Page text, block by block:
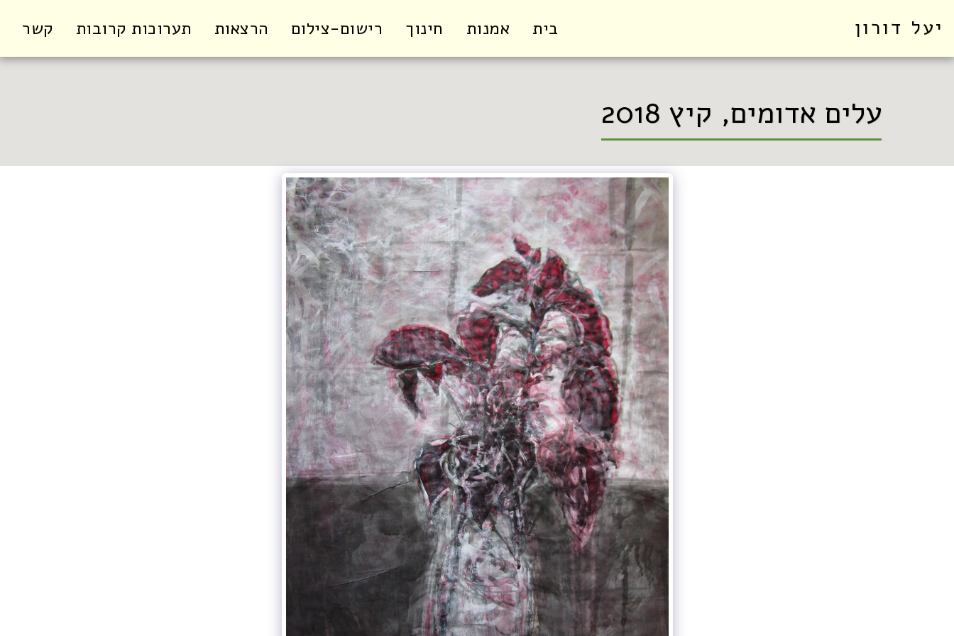
יעל דורון בית אמנות חינוך רישום-צילום הרצאות תערוכות קרובות קשר
עלים אדומים, קיץ 2018